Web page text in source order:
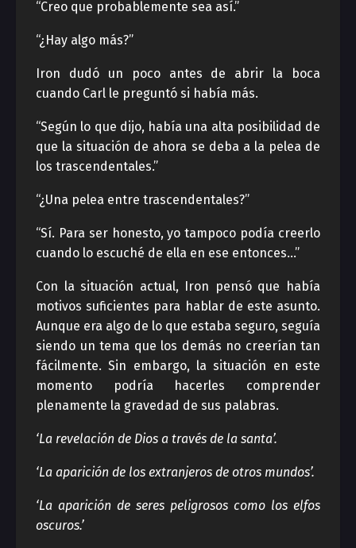
“Creo que probablemente sea así.”
“¿Hay algo más?”
Iron dudó un poco antes de abrir la boca
cuando Carl le preguntó si había más.
“Según lo que dijo, había una alta posibilidad de
que la situación de ahora se deba a la pelea de
los trascendentales.”
“¿Una pelea entre trascendentales?”
“Sí. Para ser honesto, yo tampoco podía creerlo
cuando lo escuché de ella en ese entonces…”
Con la situación actual, Iron pensó que había
motivos suficientes para hablar de este asunto.
Aunque era algo de lo que estaba seguro, seguía
siendo un tema que los demás no creerían tan
fácilmente. Sin embargo, la situación en este
momento podría hacerles comprender
plenamente la gravedad de sus palabras.
‘La revelación de Dios a través de la santa’.
‘La aparición de los extranjeros de otros mundos’.
‘La aparición de seres peligrosos como los elfos
oscuros.’